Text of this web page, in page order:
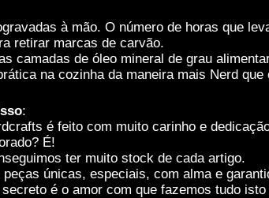
à mão. O número de horas que
retirar marcas de carvão.
camadas de óleo mineral de grau
na cozinha da maneira mais Nerd que
:
é feito com muito carinho e
É!
ter muito stock de cada artigo.
únicas, especiais, com alma e
é o amor com que fazemos tudo